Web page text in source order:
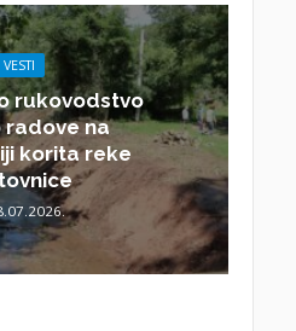
VESTI
rukovodstvo
radove na
korita reke